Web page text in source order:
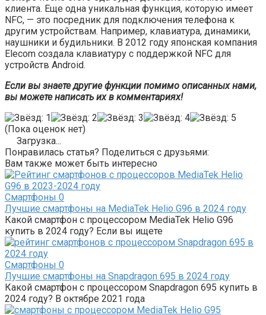
клиента. Еще одна уникальная функция, которую имеет
NFC, — это посредник для подключения телефона к
другим устройствам. Например, клавиатура, динамики,
наушники и будильники. В 2012 году японская компания
Elecom создала клавиатуру с поддержкой NFC для
устройств Android.
Если вы знаете другие функции помимо описанных нами,
вы можете написать их в комментариях!
(Пока оценок нет)
Загрузка...
Понравилась статья? Поделиться с друзьями:
Вам также может быть интересно
Смартфоны 0
Лучшие смартфоны на MediaTek Helio G96 в 2024 году
Какой смартфон с процессором MediaTek Helio G96
купить в 2024 году? Если вы ищете
Смартфоны 0
Лучшие смартфоны на Snapdragon 695 в 2024 году
Какой смартфон с процессором Snapdragon 695 купить в
2024 году? В октябре 2021 года